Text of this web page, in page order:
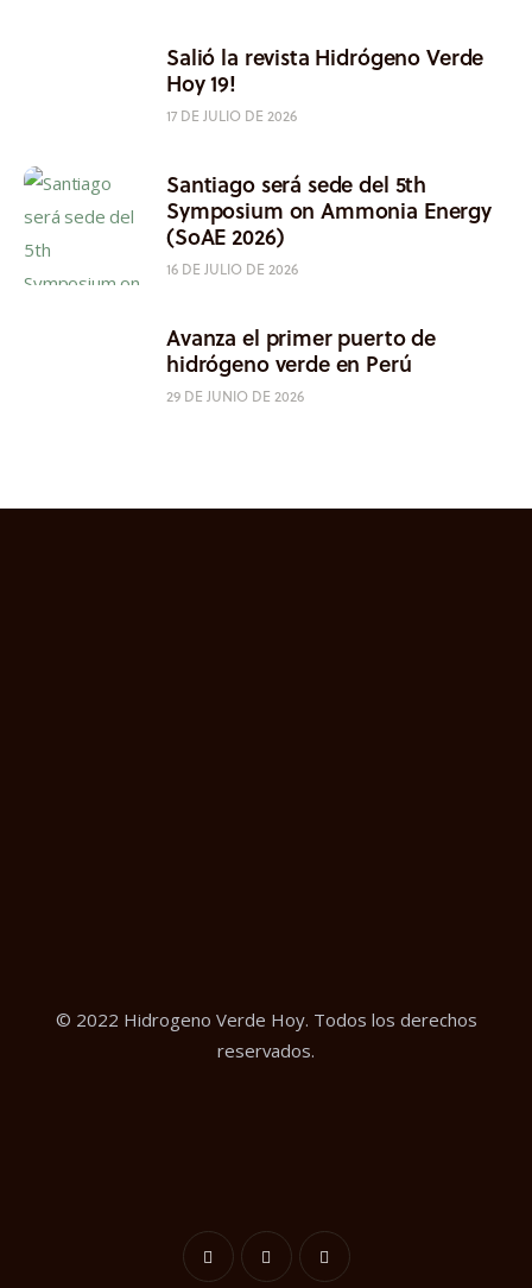
Salió la revista Hidrógeno Verde
Hoy 19!
17 DE JULIO DE 2026
Santiago será sede del 5th
Symposium on Ammonia Energy
(SoAE 2026)
16 DE JULIO DE 2026
Avanza el primer puerto de
hidrógeno verde en Perú
29 DE JUNIO DE 2026
© 2022 Hidrogeno Verde Hoy. Todos los derechos
reservados.